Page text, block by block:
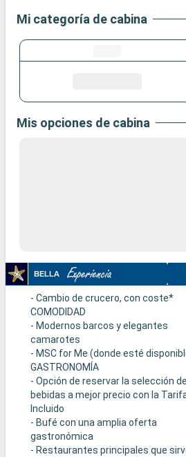
Mi categoría de cabina
Mis opciones de cabina
- Cambio de crucero, con coste*
COMODIDAD
- Modernos barcos y elegantes
camarotes
- MSC for Me (donde esté
GASTRONOMÍA
- Opción de reservar la selección de
bebidas a mejor precio con la
Incluido
- Bufé con una amplia oferta
gastronómica
- Restaurantes principales que